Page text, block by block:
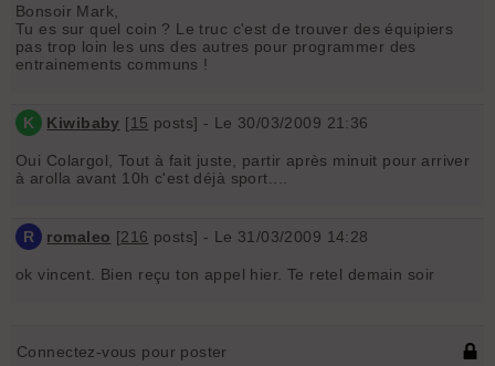
Bonsoir Mark,
Tu es sur quel coin ? Le truc c'est de trouver des équipiers
pas trop loin les uns des autres pour programmer des
entrainements communs !
K Kiwibaby [15 posts] - Le 30/03/2009 21:36
Oui Colargol, Tout à fait juste, partir après minuit pour arriver
à arolla avant 10h c'est déjà sport....
R romaleo [216 posts] - Le 31/03/2009 14:28
ok vincent. Bien reçu ton appel hier. Te retel demain soir
Connectez-vous pour poster